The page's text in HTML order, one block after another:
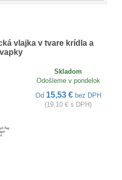
vlajka v tvare krídla a
Skladom
Odošleme v pondelok
Od 15,53 € bez DPH
(19,10 € s DPH)